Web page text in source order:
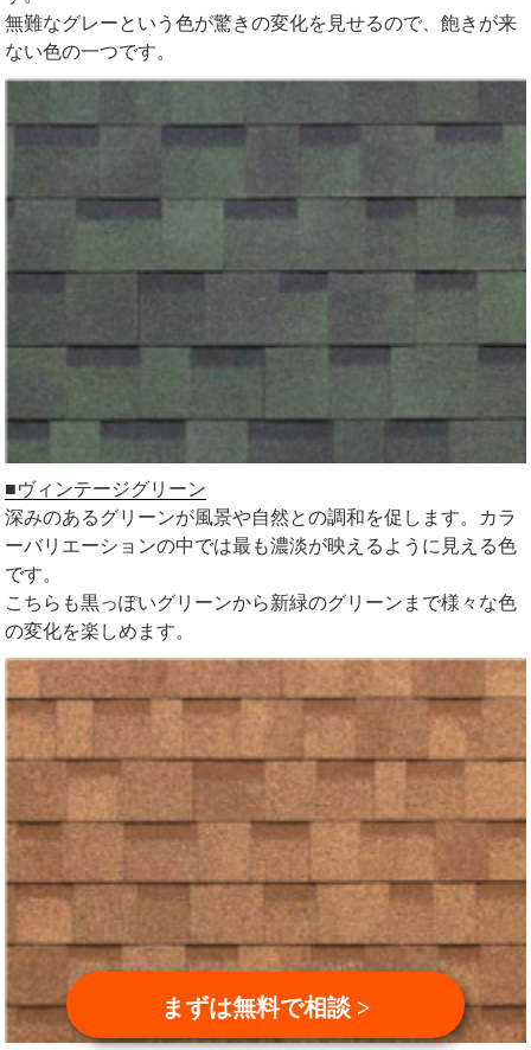
無難なグレーという色が驚きの変化を見せるので、飽きが来
ない色の一つです。
■ヴィンテージグリーン
深みのあるグリーンが風景や自然との調和を促します。カラ
ーバリエーションの中では最も濃淡が映えるように見える色
です。
こちらも黒っぽいグリーンから新緑のグリーンまで様々な色
の変化を楽しめます。
まずは無料で相談 >